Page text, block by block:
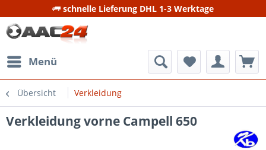
schnelle Lieferung DHL 1-3 Werktage
Menü
Übersicht Verkleidung
Verkleidung vorne Campell 650